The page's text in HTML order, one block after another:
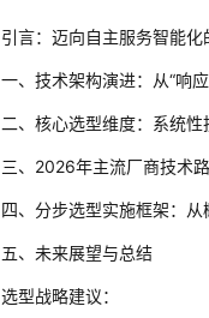
引言：迈向自主服务智能化
一、技术架构演进：从“响
决策-执行”一体化平台
二、核心选型维度：系统性
三、2026年主流厂商技术
四、分步选型实施框架：从
化部署
五、未来展望与总结
选型战略建议：